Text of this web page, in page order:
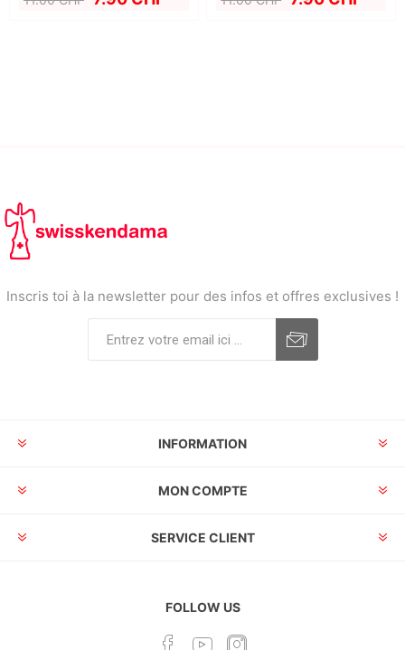
Inscris toi à la newsletter pour des infos et offres exclusives !
INFORMATION
MON COMPTE
SERVICE CLIENT
FOLLOW US